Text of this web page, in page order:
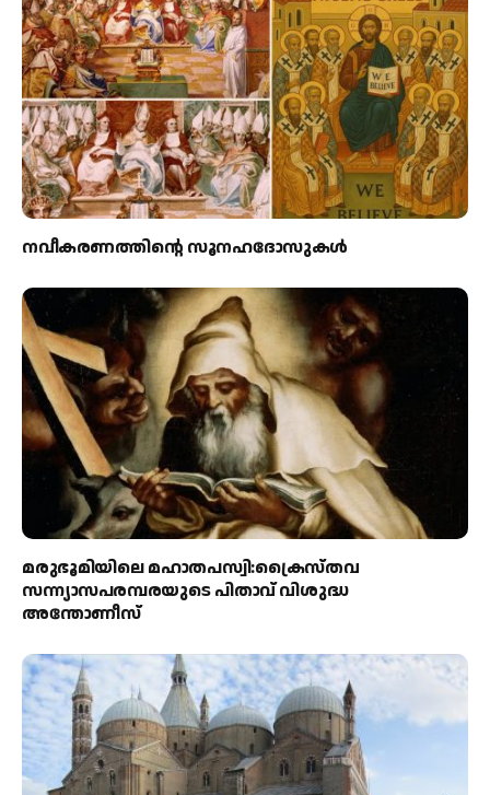
നവീകരണത്തിന്റെ സൂനഹദോസുകള്‍
മരുഭൂമിയിലെ മഹാതപസ്വി:ക്രൈസ്തവ
സന്ന്യാസപരമ്പരയുടെ പിതാവ് വിശുദ്ധ
അന്തോണീസ്